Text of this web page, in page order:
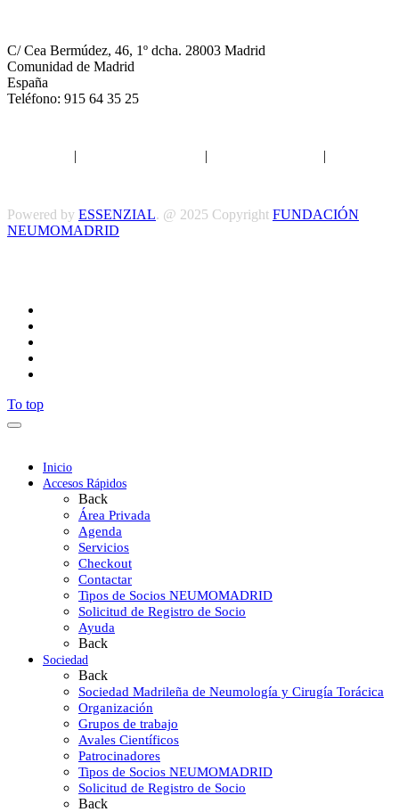
C/ Cea Bermúdez, 46, 1º dcha. 28003 Madrid
Comunidad de Madrid
España
Teléfono: 915 64 35 25
| | |
Powered by ESSENZIAL. @ 2025 Copyright FUNDACIÓN
NEUMOMADRID
To top
Inicio
Accesos Rápidos
Back
Área Privada
Agenda
Servicios
Checkout
Contactar
Tipos de Socios NEUMOMADRID
Solicitud de Registro de Socio
Ayuda
Back
Sociedad
Back
Sociedad Madrileña de Neumología y Cirugía Torácica
Organización
Grupos de trabajo
Avales Científicos
Patrocinadores
Tipos de Socios NEUMOMADRID
Solicitud de Registro de Socio
Back